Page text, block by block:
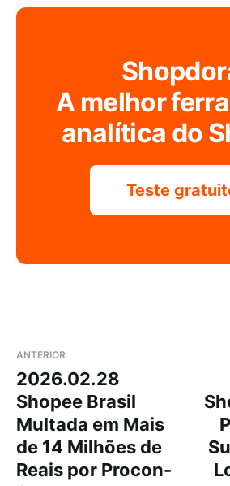
A melhor
analítica do
Teste
ANTERIOR
2026.02.28
Shopee Brasil
Multada em Mais
de 14 Milhões de
Reais por Procon-